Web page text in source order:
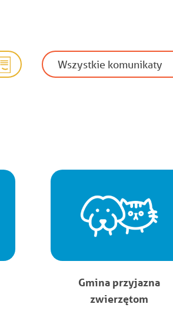
Wszystkie komunikaty
Gmina przyjazna
zwierzętom